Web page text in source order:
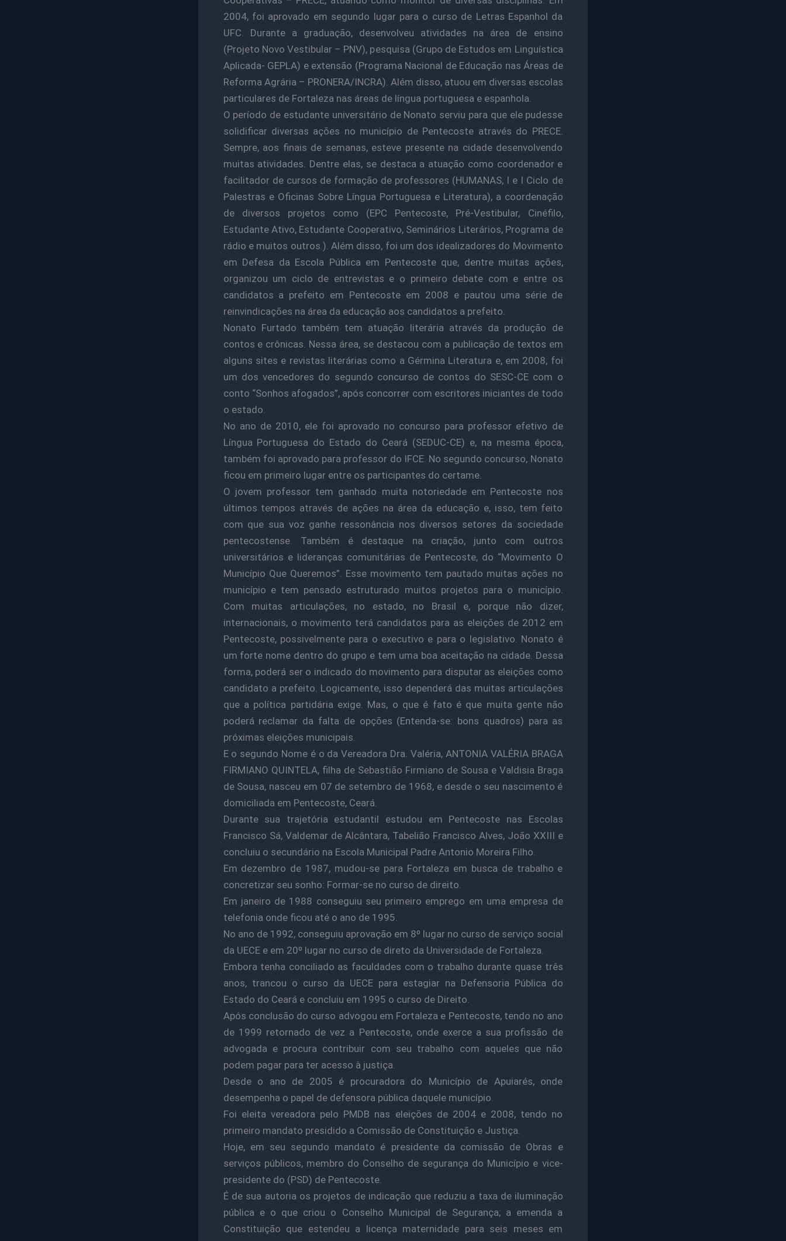
2004, foi aprovado em segundo lugar para o curso de Letras Espanhol da
UFC. Durante a graduação, desenvolveu atividades na área de ensino
(Projeto Novo Vestibular – PNV), pesquisa (Grupo de Estudos em Linguística
Aplicada- GEPLA) e extensão (Programa Nacional de Educação nas Áreas de
Reforma Agrária – PRONERA/INCRA). Além disso, atuou em diversas escolas
particulares de Fortaleza nas áreas de língua portuguesa e espanhola.
O período de estudante universitário de Nonato serviu para que ele pudesse
solidificar diversas ações no município de Pentecoste através do PRECE.
Sempre, aos finais de semanas, esteve presente na cidade desenvolvendo
muitas atividades. Dentre elas, se destaca a atuação como coordenador e
facilitador de cursos de formação de professores (HUMANAS, I e I Ciclo de
Palestras e Oficinas Sobre Língua Portuguesa e Literatura), a coordenação
de diversos projetos como (EPC Pentecoste, Pré-Vestibular, Cinéfilo,
Estudante Ativo, Estudante Cooperativo, Seminários Literários, Programa de
rádio e muitos outros.). Além disso, foi um dos idealizadores do Movimento
em Defesa da Escola Pública em Pentecoste que, dentre muitas ações,
organizou um ciclo de entrevistas e o primeiro debate com e entre os
candidatos a prefeito em Pentecoste em 2008 e pautou uma série de
reinvindicações na área da educação aos candidatos a prefeito.
Nonato Furtado também tem atuação literária através da produção de
contos e crônicas. Nessa área, se destacou com a publicação de textos em
alguns sites e revistas literárias como a Gérmina Literatura e, em 2008, foi
um dos vencedores do segundo concurso de contos do SESC-CE com o
conto “Sonhos afogados”, após concorrer com escritores iniciantes de todo
o estado.
No ano de 2010, ele foi aprovado no concurso para professor efetivo de
Língua Portuguesa do Estado do Ceará (SEDUC-CE) e, na mesma época,
também foi aprovado para professor do IFCE. No segundo concurso, Nonato
ficou em primeiro lugar entre os participantes do certame.
O jovem professor tem ganhado muita notoriedade em Pentecoste nos
últimos tempos através de ações na área da educação e, isso, tem feito
com que sua voz ganhe ressonância nos diversos setores da sociedade
pentecostense. Também é destaque na criação, junto com outros
universitários e lideranças comunitárias de Pentecoste, do “Movimento O
Município Que Queremos”. Esse movimento tem pautado muitas ações no
município e tem pensado estruturado muitos projetos para o município.
Com muitas articulações, no estado, no Brasil e, porque não dizer,
internacionais, o movimento terá candidatos para as eleições de 2012 em
Pentecoste, possivelmente para o executivo e para o legislativo. Nonato é
um forte nome dentro do grupo e tem uma boa aceitação na cidade. Dessa
forma, poderá ser o indicado do movimento para disputar as eleições como
candidato a prefeito. Logicamente, isso dependerá das muitas articulações
que a política partidária exige. Mas, o que é fato é que muita gente não
poderá reclamar da falta de opções (Entenda-se: bons quadros) para as
próximas eleições municipais.
E o segundo Nome é o da Vereadora Dra. Valéria, ANTONIA VALÉRIA BRAGA
FIRMIANO QUINTELA, filha de Sebastião Firmiano de Sousa e Valdisia Braga
de Sousa, nasceu em 07 de setembro de 1968, e desde o seu nascimento é
domiciliada em Pentecoste, Ceará.
Durante sua trajetória estudantil estudou em Pentecoste nas Escolas
Francisco Sá, Valdemar de Alcântara, Tabelião Francisco Alves, João XXIII e
concluiu o secundário na Escola Municipal Padre Antonio Moreira Filho.
Em dezembro de 1987, mudou-se para Fortaleza em busca de trabalho e
concretizar seu sonho: Formar-se no curso de direito.
Em janeiro de 1988 conseguiu seu primeiro emprego em uma empresa de
telefonia onde ficou até o ano de 1995.
No ano de 1992, conseguiu aprovação em 8º lugar no curso de serviço social
da UECE e em 20º lugar no curso de direto da Universidade de Fortaleza.
Embora tenha conciliado as faculdades com o trabalho durante quase três
anos, trancou o curso da UECE para estagiar na Defensoria Pública do
Estado do Ceará e concluiu em 1995 o curso de Direito.
Após conclusão do curso advogou em Fortaleza e Pentecoste, tendo no ano
de 1999 retornado de vez a Pentecoste, onde exerce a sua profissão de
advogada e procura contribuir com seu trabalho com aqueles que não
podem pagar para ter acesso à justiça.
Desde o ano de 2005 é procuradora do Município de Apuiarés, onde
desempenha o papel de defensora pública daquele município.
Foi eleita vereadora pelo PMDB nas eleições de 2004 e 2008, tendo no
primeiro mandato presidido a Comissão de Constituição e Justiça.
Hoje, em seu segundo mandato é presidente da comissão de Obras e
serviços públicos, membro do Conselho de segurança do Município e vice-
presidente do (PSD) de Pentecoste.
É de sua autoria os projetos de indicação que reduziu a taxa de iluminação
pública e o que criou o Conselho Municipal de Segurança; a emenda a
Constituição que estendeu a licença maternidade para seis meses em